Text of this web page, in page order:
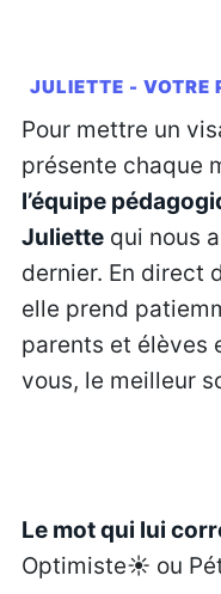
JULIETTE - VOTRE
Pour mettre un
présente chaque
l’équipe
Juliettequi nous
dernier. En direct
elle prend
parents et élèves
vous, le meilleur
Le mot qui lui
Optimiste☀️ ou